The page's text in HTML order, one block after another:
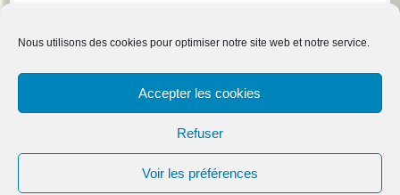
Nous utilisons des cookies pour optimiser notre site web et notre service.
Accepter les cookies
Refuser
Voir les préférences
Anciens
→
Droits d'auteur © 2026Gressy. Thème parColorlibSponsorisé par
WordPress